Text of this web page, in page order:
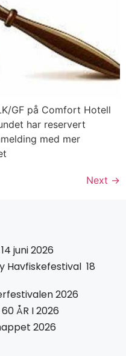
GF på Comfort Hotell
har reservert
med mer
Next →
juni 2026
Havfiskefestival 18
2026
60 ÅR I 2026
2026